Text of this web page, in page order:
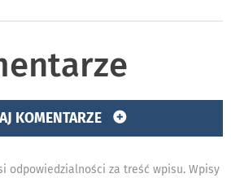
KOMENTARZE
odpowiedzialności za treść wpisu. Wpisy